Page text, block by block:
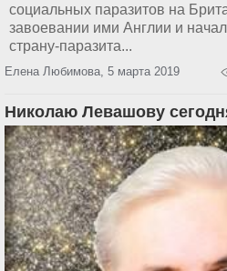
социальных паразитов на
завоевании ими Англии и
страну-паразита...
Елена Любимова, 5 марта 2019
Николаю Левашову